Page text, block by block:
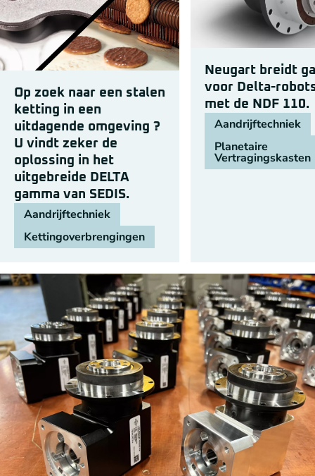
Op zoek naar een stalen
ketting in een
uitdagende omgeving ?
U vindt zeker de
oplossing in het
uitgebreide DELTA
gamma van SEDIS.
Aandrijftechniek
Kettingoverbrengingen
Neugart breidt
voor Delta-
met de NDF 110.
Aandrijftechniek
Planetaire
Vertragingskasten